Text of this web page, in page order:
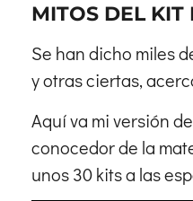
MITOS DEL KIT
Se han dicho miles
y otras ciertas,
Aquí va mi versión
conocedor de la
unos 30 kits a las